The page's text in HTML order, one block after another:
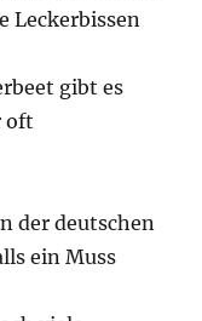
Leckerbissen
gibt es
oft
der deutschen
ein Muss